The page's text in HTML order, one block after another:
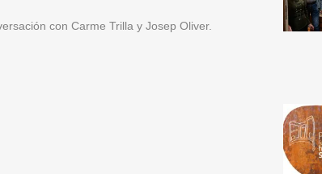
con Carme Trilla y Josep Oliver.